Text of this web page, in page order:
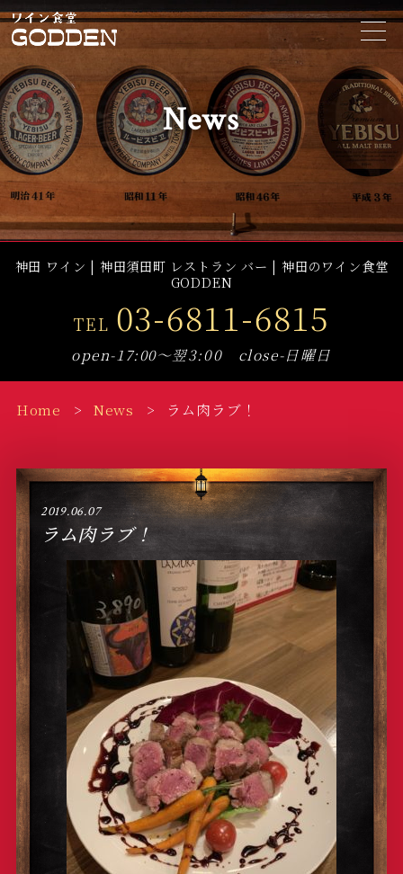
t
o
g
l
e
n
a
v
i
g
a
i
o
n
News
神田 ワイン | 神田須田町 レストラン バー | 神田のワイン食堂
GODDEN
TEL 03-6811-6815
open-17:00～翌3:00 close-日曜日
Home News ラム肉ラブ！
2019.06.07
ラム肉ラブ！